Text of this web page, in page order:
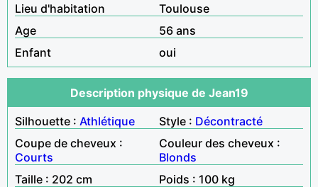
Lieu d'habitation
Toulouse
Age
56 ans
Enfant
oui
Description physique de Jean19
Silhouette : Athlétique Style : Décontracté
Coupe de cheveux :
Courts
Couleur des cheveux :
Blonds
Taille : 202 cm
Poids : 100 kg